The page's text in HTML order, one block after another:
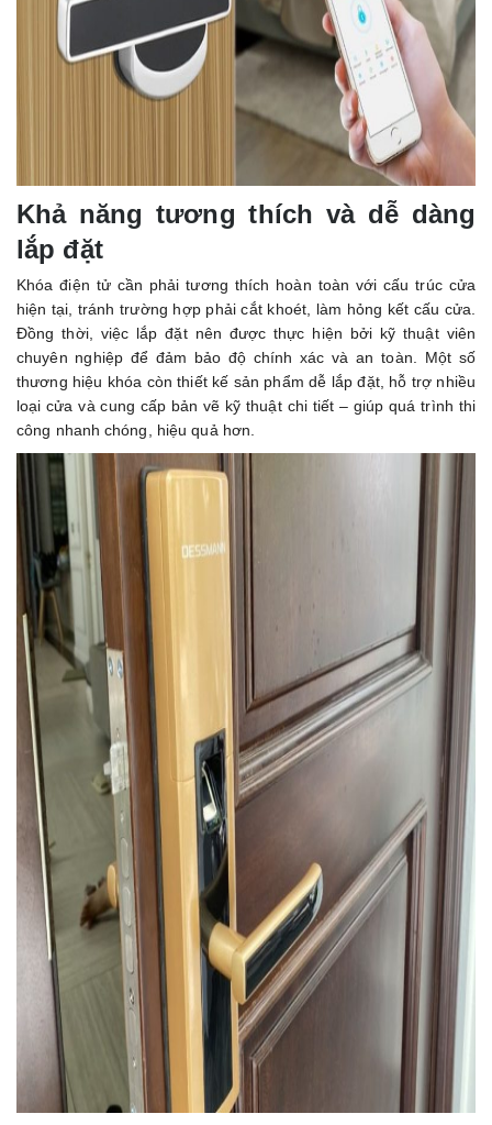
Khả năng tương thích và dễ dàng
lắp đặt
Khóa điện tử cần phải tương thích hoàn toàn với cấu trúc cửa
hiện tại, tránh trường hợp phải cắt khoét, làm hỏng kết cấu cửa.
Đồng thời, việc lắp đặt nên được thực hiện bởi kỹ thuật viên
chuyên nghiệp để đảm bảo độ chính xác và an toàn. Một số
thương hiệu khóa còn thiết kế sản phẩm dễ lắp đặt, hỗ trợ nhiều
loại cửa và cung cấp bản vẽ kỹ thuật chi tiết – giúp quá trình thi
công nhanh chóng, hiệu quả hơn.